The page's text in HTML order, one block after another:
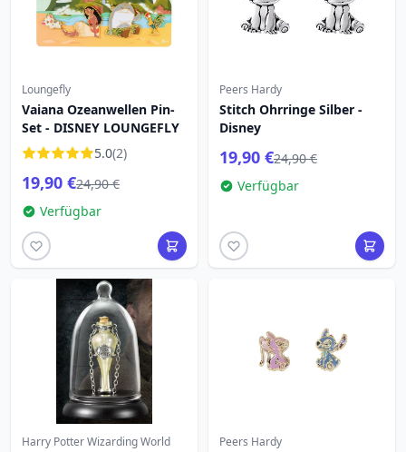
Loungefly
Vaiana Ozeanwellen Pin-
Set - DISNEY LOUNGEFLY
5.0(2)
19,90 €24,90 €
Verfügbar
Peers Hardy
Stitch Ohrringe Silber -
Disney
19,90 €24,90 €
Verfügbar
Harry Potter Wizarding World Peers Hardy